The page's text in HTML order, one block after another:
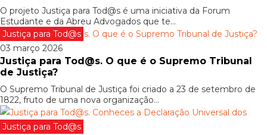
O projeto Justiça para Tod@s é uma iniciativa da Forum
Estudante e da Abreu Advogados que te...
Justiça para Tod@s
03 março 2026
Justiça para Tod@s. O que é o Supremo Tribunal
de Justiça?
O Supremo Tribunal de Justiça foi criado a 23 de setembro de
1822, fruto de uma nova organização...
Justiça para Tod@s